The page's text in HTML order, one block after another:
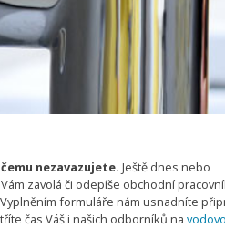
nezavazujete. Ještě dnes nebo
zavolá či odepíše obchodní
formuláře nám usnadníte
čas Váš i našich odborníků na